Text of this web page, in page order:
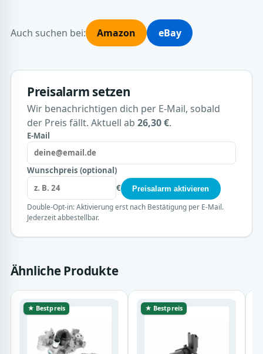
Auch suchen bei: Amazon eBay
Preisalarm setzen
Wir benachrichtigen dich per E-Mail, sobald
der Preis fällt. Aktuell ab 26,30 €.
E-Mail
Wunschpreis (optional)
€
Preisalarm aktivieren
Double-Opt-in: Aktivierung erst nach Bestätigung per E-Mail.
Jederzeit abbestellbar.
Ähnliche Produkte
★ Bestpreis ★ Bestpreis